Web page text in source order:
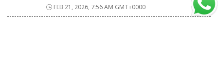
FEB 21, 2026, 7:56 AM GMT+0000